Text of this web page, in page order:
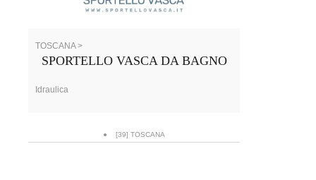
TOSCANA >
SPORTELLO VASCA DA BAGNO
Idraulica
[39] TOSCANA